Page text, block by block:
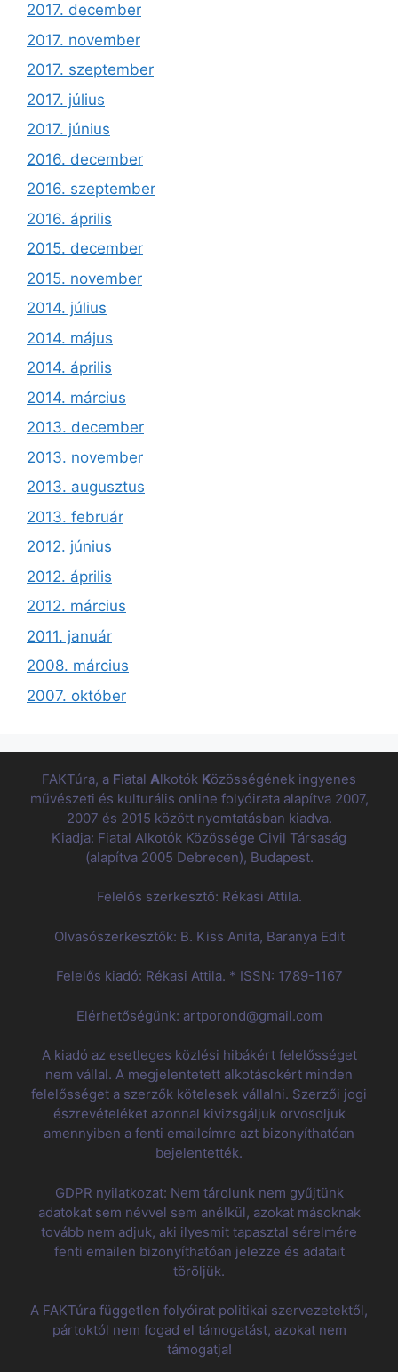
2017. december
2017. november
2017. szeptember
2017. július
2017. június
2016. december
2016. szeptember
2016. április
2015. december
2015. november
2014. július
2014. május
2014. április
2014. március
2013. december
2013. november
2013. augusztus
2013. február
2012. június
2012. április
2012. március
2011. január
2008. március
2007. október
FAKTúra, a Fiatal Alkotók Közösségének ingyenes
művészeti és kulturális online folyóirata alapítva 2007,
2007 és 2015 között nyomtatásban kiadva.
Kiadja: Fiatal Alkotók Közössége Civil Társaság
(alapítva 2005 Debrecen), Budapest.
Felelős szerkesztő: Rékasi Attila.
Olvasószerkesztők: B. Kiss Anita, Baranya Edit
Felelős kiadó: Rékasi Attila. * ISSN: 1789-1167
Elérhetőségünk: artporond@gmail.com
A kiadó az esetleges közlési hibákért felelősséget
nem vállal. A megjelentetett alkotásokért minden
felelősséget a szerzők kötelesek vállalni. Szerzői jogi
észrevételéket azonnal kivizsgáljuk orvosoljuk
amennyiben a fenti emailcímre azt bizonyíthatóan
bejelentették.
GDPR nyilatkozat: Nem tárolunk nem gyűjtünk
adatokat sem névvel sem anélkül, azokat másoknak
tovább nem adjuk, aki ilyesmit tapasztal sérelmére
fenti emailen bizonyíthatóan jelezze és adatait
töröljük.
A FAKTúra független folyóirat politikai szervezetektől,
pártoktól nem fogad el támogatást, azokat nem
támogatja!